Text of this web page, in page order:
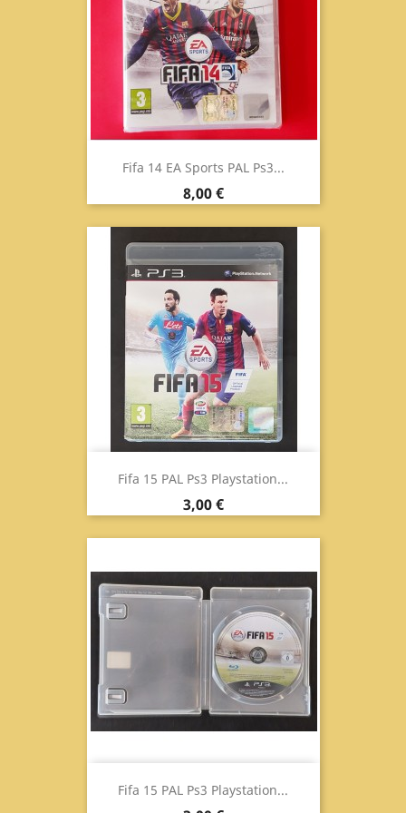
Fifa 14 EA Sports PAL Ps3...
Prezzo
8,00 €
Fifa 15 PAL Ps3 Playstation...
Prezzo
3,00 €
Fifa 15 PAL Ps3 Playstation...